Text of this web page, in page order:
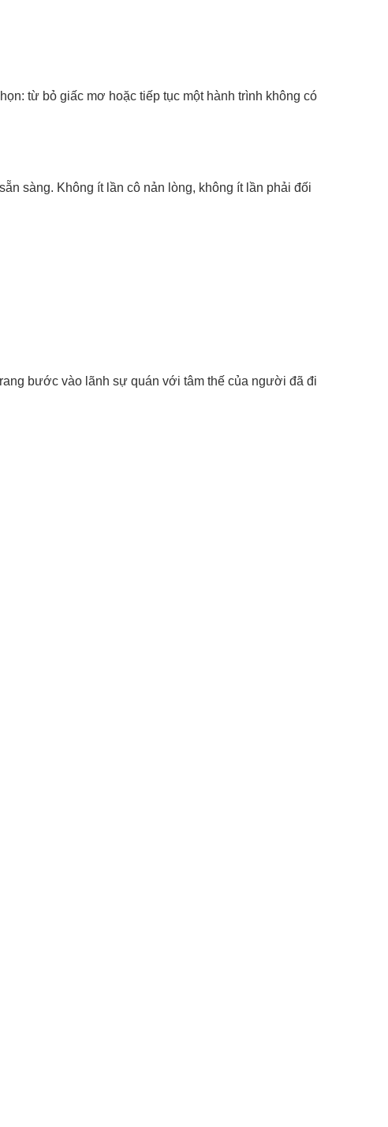
từ bỏ giấc mơ hoặc tiếp tục một hành trình không có
sàng. Không ít lần cô nản lòng, không ít lần phải đối
bước vào lãnh sự quán với tâm thế của người đã đi